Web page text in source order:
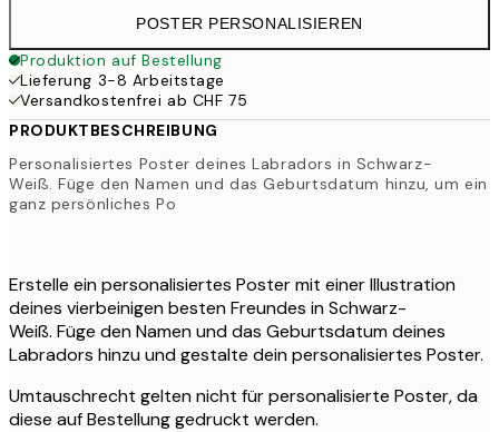
POSTER PERSONALISIEREN
Produktion auf Bestellung
Lieferung 3-8 Arbeitstage
Versandkostenfrei ab CHF 75
PRODUKTBESCHREIBUNG
Personalisiertes Poster deines Labradors in Schwarz-
Weiß. Füge den Namen und das Geburtsdatum hinzu, um ein
ganz persönliches Po
Erstelle ein personalisiertes Poster mit einer Illustration
deines vierbeinigen besten Freundes in Schwarz-
Weiß. Füge den Namen und das Geburtsdatum deines
Labradors hinzu und gestalte dein personalisiertes Poster.
Umtauschrecht gelten nicht für personalisierte Poster, da
diese auf Bestellung gedruckt werden.